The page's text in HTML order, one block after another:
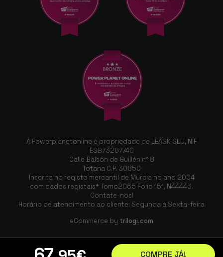
COMPRE JÁ!
A Powerplanetonline é propriedade de LEASK SLU, NIF
ESB73287740
Calle Balsón de Guillén nº 8
Totana C.P. 30850
Inscrita no registo mercantil de Murcia no ano 2004
com dados registais* Tomo2065 Folio 151, N44443.
Contate-nos!
Horário de atendimento ao cliente: Segunda à Sexta-feira
eCommerce by trilogi.com